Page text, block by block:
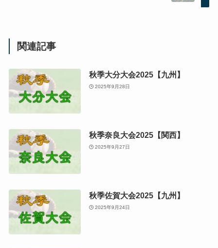
関連記事
秋季大分大会2025【九州】
2025年9月28日
秋季奈良大会2025【関西】
2025年9月27日
秋季佐賀大会2025【九州】
2025年9月24日